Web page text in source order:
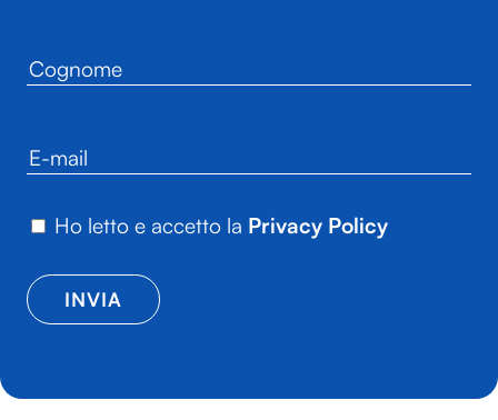
Ho letto e accetto la Privacy Policy